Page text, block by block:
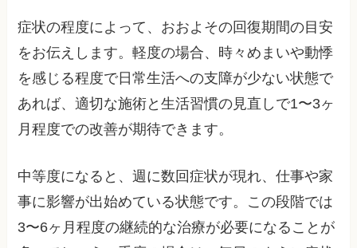
症状の程度によって、おおよその回復期間の目安
をお伝えします。軽度の場合、時々めまいや動悸
を感じる程度で日常生活への支障が少ない状態で
あれば、適切な施術と生活習慣の見直しで1〜3ヶ
月程度での改善が期待できます。
中等度になると、週に数回症状が現れ、仕事や家
事に影響が出始めている状態です。この段階では
3〜6ヶ月程度の継続的な治療が必要になることが